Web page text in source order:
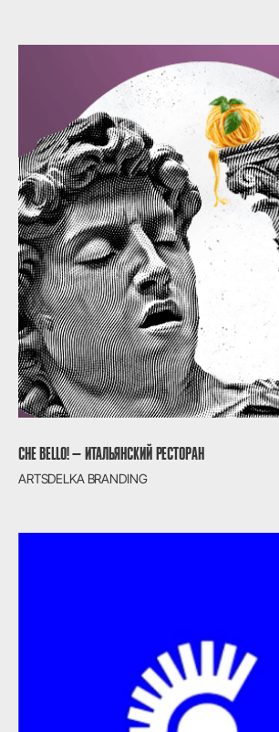
CHE BELLO! — ИТАЛЬЯНСКИЙ РЕСТОРАН
ARTSDELKA BRANDING